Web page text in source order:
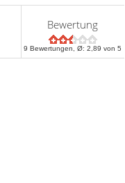
Bewertung
9 Bewertungen, Ø:2,89 von 5